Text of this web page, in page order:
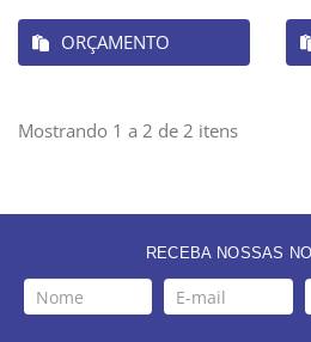
ORÇAMENTO
Mostrando 1 a 2 de 2 itens
RECEBA NOSSAS